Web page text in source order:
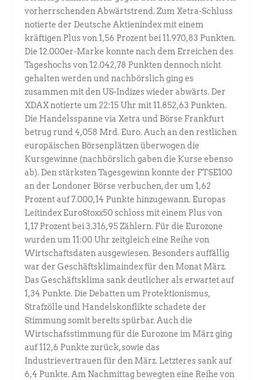
vorherrschenden Abwärtstrend. Zum Xetra-Schluss
notierte der Deutsche Aktienindex mit einem
kräftigen Plus von 1,56 Prozent bei 11.970,83 Punkten.
Die 12.000er-Marke konnte nach dem Erreichen des
Tageshochs von 12.042,78 Punkten dennoch nicht
gehalten werden und nachbörslich ging es
zusammen mit den US-Indizes wieder abwärts. Der
XDAX notierte um 22:15 Uhr mit 11.852,63 Punkten.
Die Handelsspanne via Xetra und Börse Frankfurt
betrug rund 4,058 Mrd. Euro. Auch an den restlichen
europäischen Börsenplätzen überwogen die
Kursgewinne (nachbörslich gaben die Kurse ebenso
ab). Den stärksten Tagesgewinn konnte der FTSE100
an der Londoner Börse verbuchen, der um 1,62
Prozent auf 7.000,14 Punkte hinzugewann. Europas
Leitindex EuroStoxx50 schloss mit einem Plus von
1,17 Prozent bei 3.316,95 Zählern. Für die Eurozone
wurden um 11:00 Uhr zeitgleich eine Reihe von
Wirtschaftsdaten ausgewiesen. Besonders auffällig
war der Geschäftsklimaindex für den Monat März.
Das Geschäftsklima sank deutlicher als erwartet auf
1,34 Punkte. Die Debatten um Protektionismus,
Strafzölle und Handelskonflikte schadete der
Stimmung somit bereits spürbar. Auch die
Wirtschafsstimmung für die Eurozone im März ging
auf 112,6 Punkte zurück, sowie das
Industrievertrauen für den März. Letzteres sank auf
6,4 Punkte. Am Nachmittag bewegten eine Reihe von